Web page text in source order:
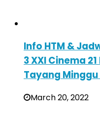
Info HTM &
3 XXI Cinema
Tayang
March 20, 2022